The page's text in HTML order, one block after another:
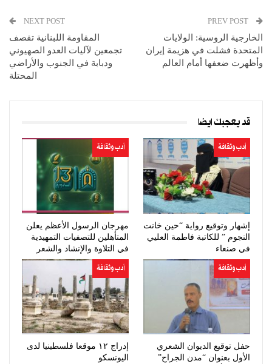
الخارجية الروسية: الولايات
المتحدة فشلت في هزيمة إيران
وأظهرت ضعفها أمام العالم
NEXT POST
المقاومة اللبنانية تقصف
تجمعين لآليات العدو الصهيوني
ودبابة في الجنوب والأراضي
المحتلة
قد يعجبك ايضا
أدب وثقافة
إشهار وتوقيع رواية “حين خانت
النجوم ” للكاتبة فاطمة العليي
في صنعاء
أدب وثقافة
مهرجان الرسول الأعظم يعلن
المتأهلين للتصفيات التمهيدية
في التلاوة والإنشاد والشعر
أدب وثقافة
حفل توقيع الديوان الشعري
الأول بعنوان “مدن الجراح”
أدب وثقافة
إدراج ١٢ موقعا فلسطينيا لدى
اليونسكو